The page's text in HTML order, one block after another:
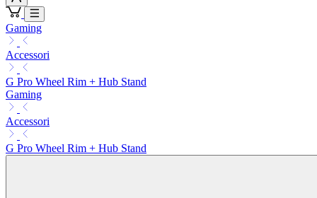
Gaming
Accessori
G Pro Wheel Rim + Hub Stand
Gaming
Accessori
G Pro Wheel Rim + Hub Stand